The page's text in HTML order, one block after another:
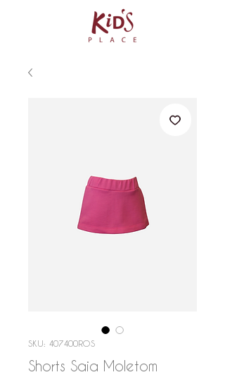
SKU: 407400ROS
Shorts Saia Moletom